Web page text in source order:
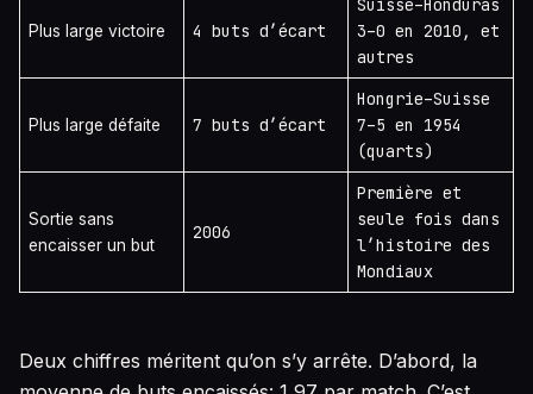
Plus large victoire 4 buts d’écart
3–0 en 2010, et
autres
Plus large défaite 7 buts d’écart
Hongrie–Suisse
7–5 en 1954
(quarts)
Sortie sans
encaisser un but
2006
Première et
seule fois dans
l’histoire des
Mondiaux
Deux chiffres méritent qu’on s’y arrête. D’abord, la